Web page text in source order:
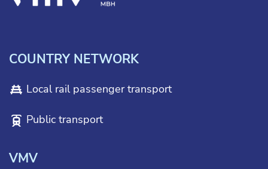
COUNTRY NETWORK
Local rail passenger transport
Public transport
VMV